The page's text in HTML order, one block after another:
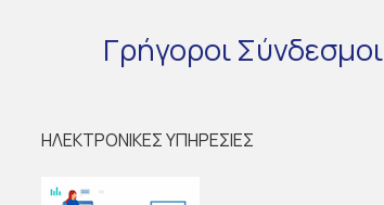
ΓρήγοροιΣύνδεσμοι
ΗΛΕΚΤΡΟΝΙΚΕΣ ΥΠΗΡΕΣΙΕΣ